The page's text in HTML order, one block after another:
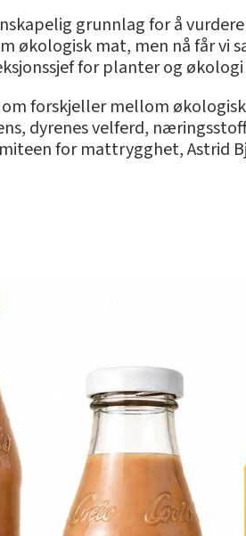
grunnlag for å
økologisk mat, men nå får
for planter og
om forskjeller mellom
dyrenes velferd,
for mattrygghet, Astrid